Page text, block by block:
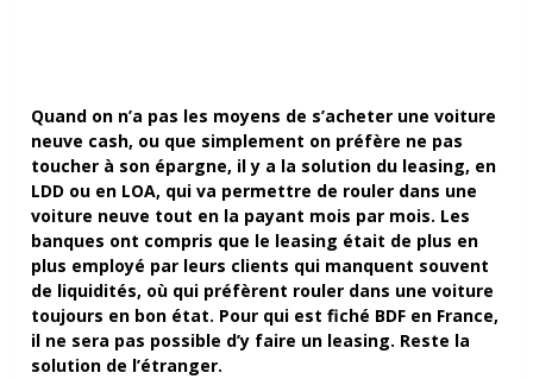
Quand on n’a pas les moyens de s’acheter une voiture
neuve cash, ou que simplement on préfère ne pas
toucher à son épargne, il y a la solution du leasing, en
LDD ou en LOA, qui va permettre de rouler dans une
voiture neuve tout en la payant mois par mois. Les
banques ont compris que le leasing était de plus en
plus employé par leurs clients qui manquent souvent
de liquidités, où qui préfèrent rouler dans une voiture
toujours en bon état. Pour qui est fiché BDF en France,
il ne sera pas possible d’y faire un leasing. Reste la
solution de l’étranger.